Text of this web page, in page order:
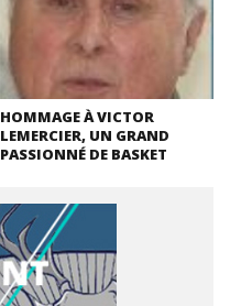
HOMMAGE À VICTOR
LEMERCIER, UN GRAND
PASSIONNÉ DE BASKET